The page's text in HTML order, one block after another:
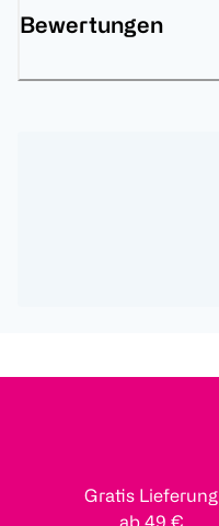
Bewertungen
Gratis Lieferung